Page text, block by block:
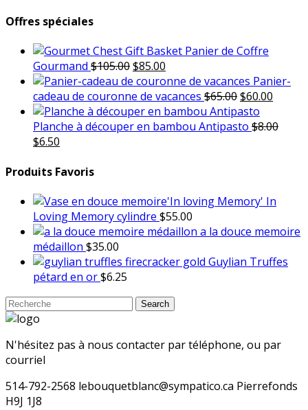
Offres spéciales
Panier de Coffre
Gourmand $105.00Le
prix
initial
était :
$105.00.
$85.00
prix
actuel
est :
$85.00.
Panier-
cadeau de couronne de vacances $65.00Le
prix
initial
$60.00
actuel
Planche à découper en bambou Antipasto $8.00
Le
initial
$8.00.
$6.50
actuel
$6.50.
Produits Favoris
In
Loving Memory cylindre $55.00
a la douce memoire
médaillon $35.00
Guylian Truffes
pétard en or$6.25
Search
for:
Search
N'hésitez pas à nous contacter par téléphone, ou par
courriel
514-792-2568 lebouquetblanc@sympatico.ca Pierrefonds
H9J 1J8